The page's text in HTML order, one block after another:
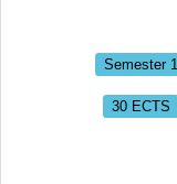
Semester 1
30 ECTS